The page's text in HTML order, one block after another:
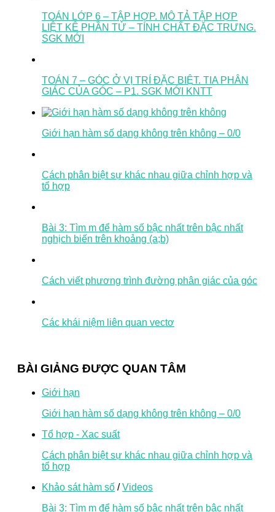
TOÁN LỚP 6 – TẬP HỢP. MÔ TẢ TẬP HỢP
LIỆT KÊ PHẦN TỬ – TÍNH CHẤT ĐẶC TRƯNG.
SGK MỚI
TOÁN 7 – GÓC Ở VỊ TRÍ ĐẶC BIỆT. TIA PHÂN
GIÁC CỦA GÓC – P1. SGK MỚI KNTT
Giới hạn hàm số dạng không trên không – 0/0
Cách phân biệt sự khác nhau giữa chỉnh hợp và
tổ hợp
Bài 3: Tìm m để hàm số bậc nhất trên bậc nhất
nghịch biến trên khoảng (a;b)
Cách viết phương trình đường phân giác của góc
Các khái niệm liên quan vectơ
BÀI GIẢNG ĐƯỢC QUAN TÂM
Giới hạn
Giới hạn hàm số dạng không trên không – 0/0
Tổ hợp - Xac suất
Cách phân biệt sự khác nhau giữa chỉnh hợp và
tổ hợp
Khảo sát hàm số /Videos
Bài 3: Tìm m để hàm số bậc nhất trên bậc nhất